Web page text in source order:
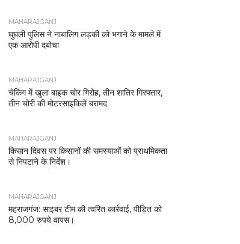
MAHARAJGANJ
घुघली पुलिस ने नाबालिग लड़की को भगाने के मामले में
एक आरोपी दबोचा
MAHARAJGANJ
चेकिंग में खुला बाइक चोर गिरोह, तीन शातिर गिरफ्तार,
तीन चोरी की मोटरसाइकिलें बरामद
MAHARAJGANJ
किसान दिवस पर किसानों की समस्याओं को प्राथमिकता
से निपटाने के निर्देश।
MAHARAJGANJ
महराजगंज: साइबर टीम की त्वरित कार्रवाई, पीड़ित को
8,000 रुपये वापस।